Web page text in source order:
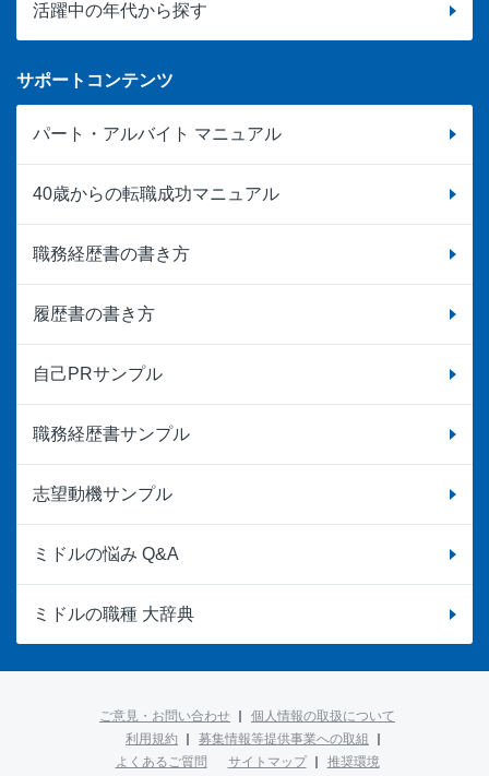
活躍中の年代から探す
サポートコンテンツ
パート・アルバイト マニュアル
40歳からの転職成功マニュアル
職務経歴書の書き方
履歴書の書き方
自己PRサンプル
職務経歴書サンプル
志望動機サンプル
ミドルの悩み Q&A
ミドルの職種 大辞典
ご意見・お問い合わせ
個人情報の取扱について
利用規約
募集情報等提供事業への取組
よくあるご質問
サイトマップ 推奨環境